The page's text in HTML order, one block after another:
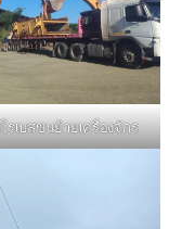
รเบสขนย้ายเครื่องจักร